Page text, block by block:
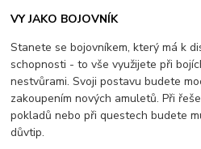
VY JAKO BOJOVNÍK
Stanete se bojovníkem, který má k
schopnosti - to vše využijete při
nestvůrami. Svoji postavu budete
zakoupením nových amuletů. Při
pokladů nebo při questech budete
důvtip.